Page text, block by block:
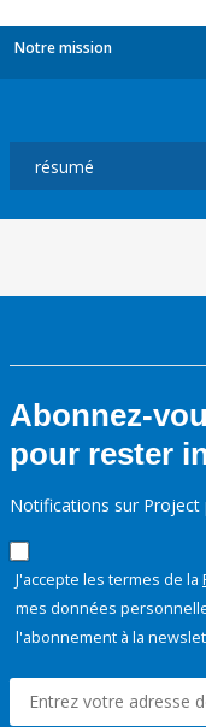
Notre mission
Abonnez-
pour rester
Notifications sur Project
J'accepte les termes de la
mes données
l'abonnement à la